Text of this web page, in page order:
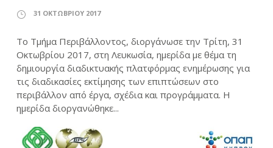
31 ΟΚΤΩΒΡΊΟΥ 2017
Το Τμήμα Περιβάλλοντος, διοργάνωσε την Τρίτη, 31
Οκτωβρίου 2017, στη Λευκωσία, ημερίδα με θέμα τη
δημιουργία διαδικτυακής πλατφόρμας ενημέρωσης για
τις διαδικασίες εκτίμησης των επιπτώσεων στο
περιβάλλον από έργα, σχέδια και προγράμματα. Η
ημερίδα διοργανώθηκε...